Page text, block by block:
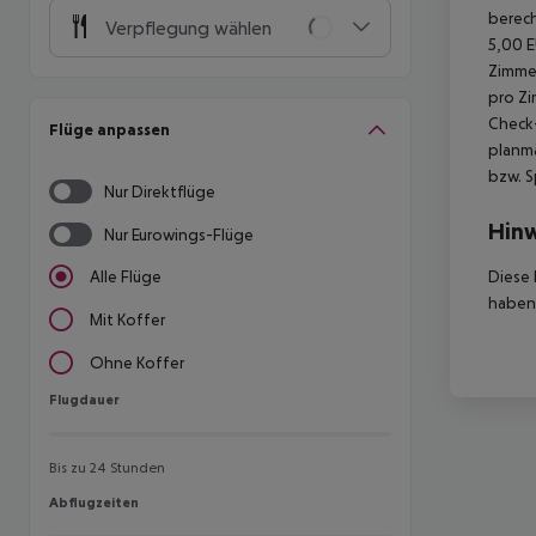
Verpflegung wählen
Flüge anpassen
Nur Direktflüge
Nur Eurowings-Flüge
Alle Flüge
Mit Koffer
Ohne Koffer
Flugdauer
Flugdauer
Bis zu 24 Stunden
Abflugzeiten
Abflugzeiten
5,00
pro
bzw.
Diese